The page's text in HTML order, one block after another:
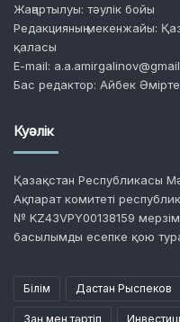
Жаңартылуы: тәулік бойы
Редакцияның мекенжайы:
қаласы
E-mail:
Бас редактор: Айбек
Куәлік
Қазақстан Республикасы
Ақпарат комитеті
№ KZ43VPY00138159
басылымды есепке қою
Білім Дастан Рыспеков
Заң мен тәртіп